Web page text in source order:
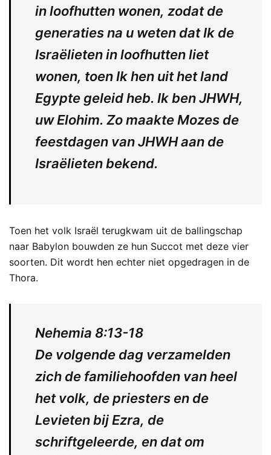
in loofhutten wonen, zodat de
generaties na u weten dat Ik de
Israëlieten in loofhutten liet
wonen, toen Ik hen uit het land
Egypte geleid heb. Ik ben JHWH,
uw Elohim. Zo maakte Mozes de
feestdagen van JHWH aan de
Israëlieten bekend.
Toen het volk Israël terugkwam uit de ballingschap
naar Babylon bouwden ze hun Succot met deze vier
soorten. Dit wordt hen echter niet opgedragen in de
Thora.
Nehemia 8:13-18
De volgende dag verzamelden
zich de familiehoofden van heel
het volk, de priesters en de
Levieten bij Ezra, de
schriftgeleerde, en dat om